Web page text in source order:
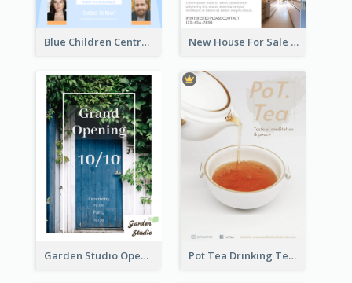
Blue Children Centre Flyer New House For Sale Information Flyer
Garden Studio Opening Flyer Pot Tea Drinking Tea Online Shop